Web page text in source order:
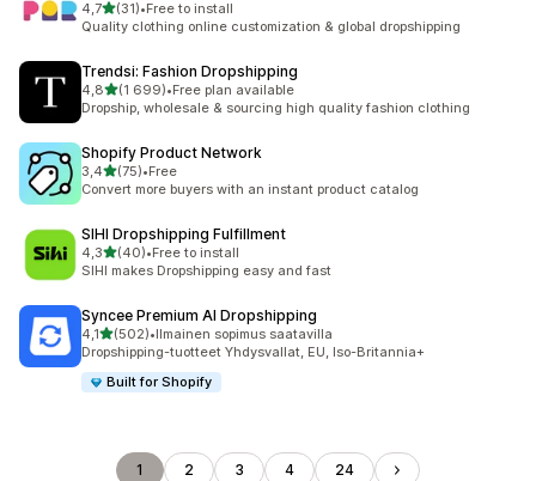
4,7/ 5 tähteä
(31)
31 arvostelua yhteensä
•Free to install
Quality clothing online customization & global dropshipping
Trendsi: Fashion Dropshipping
4,8/ 5 tähteä
(1 699)
1699 arvostelua yhteensä
•Free plan available
Dropship, wholesale & sourcing high quality fashion clothing
Shopify Product Network
3,4/ 5 tähteä
(75)
75 arvostelua yhteensä
•Free
Convert more buyers with an instant product catalog
SIHI Dropshipping Fulfillment
4,3/ 5 tähteä
(40)
40 arvostelua yhteensä
•Free to install
SIHI makes Dropshipping easy and fast
Syncee Premium AI Dropshipping
4,1/ 5 tähteä
(502)
502 arvostelua yhteensä
•Ilmainen sopimus saatavilla
Dropshipping-tuotteet Yhdysvallat, EU, Iso-Britannia+
Built for Shopify
1 2 3 4 24